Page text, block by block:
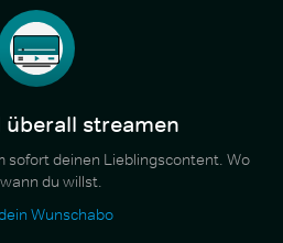
streamen
sofort deinen Lieblingscontent. Wo
du willst.
Wunschabo